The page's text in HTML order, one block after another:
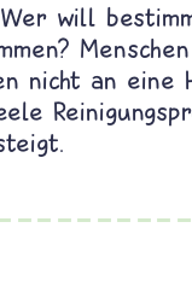
will
nicht an